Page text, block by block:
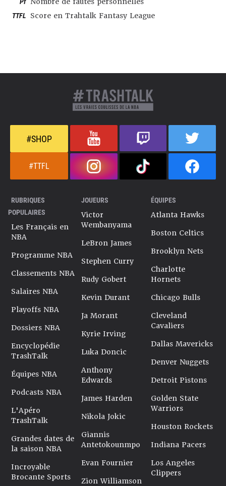
TTFL Score en Trahtalk Fantasy League
#SHOP
#TTFL
RUBRIQUES
POPULAIRES
Les Français en
NBA
Programme NBA
Classements NBA
Salaires NBA
Playoffs NBA
Dossiers NBA
Encyclopédie
TrashTalk
Équipes NBA
Podcasts NBA
L'Apéro
TrashTalk
Grandes dates de
la saison NBA
Incroyable
Brocante Sports
JOUEURS
Victor
Wembanyama
LeBron James
Stephen Curry
Rudy Gobert
Kevin Durant
Ja Morant
Kyrie Irving
Luka Doncic
Anthony
Edwards
James Harden
Nikola Jokic
Giannis
Antetokounmpo
Evan Fournier
Zion Williamson
ÉQUIPES
Atlanta Hawks
Boston Celtics
Brooklyn Nets
Charlotte
Hornets
Chicago Bulls
Cleveland
Cavaliers
Dallas Mavericks
Denver Nuggets
Detroit Pistons
Golden State
Warriors
Houston Rockets
Indiana Pacers
Los Angeles
Clippers